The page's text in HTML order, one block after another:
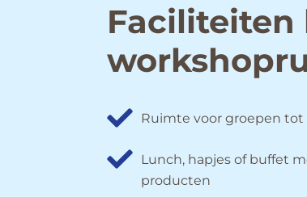
Faciliteiten
Ruimte voor groepen tot
Lunch, hapjes of buffet
producten